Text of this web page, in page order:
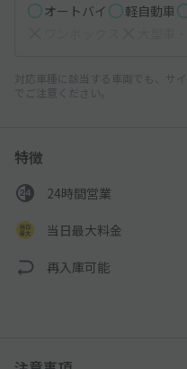
オートバイ 軽自動車
対応車種に該当する車両でも、サ
でご注意ください。
特徴
24時間営業
当日最大料金
再入庫可能